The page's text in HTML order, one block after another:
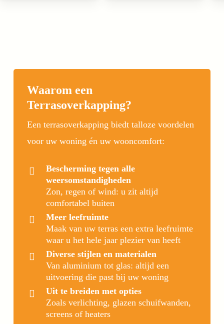
Waarom een
Terrasoverkapping?
Een terrasoverkapping biedt talloze voordelen
voor uw woning én uw wooncomfort:
Bescherming tegen alle
weersomstandigheden
Zon, regen of wind: u zit altijd
comfortabel buiten
Meer leefruimte
Maak van uw terras een extra leefruimte
waar u het hele jaar plezier van heeft
Diverse stijlen en materialen
Van aluminium tot glas: altijd een
uitvoering die past bij uw woning
Uit te breiden met opties
Zoals verlichting, glazen schuifwanden,
screens of heaters